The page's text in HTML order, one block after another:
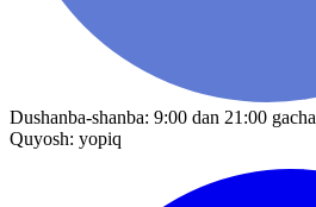
Dushanba-shanba: 9:00 dan 21:00 gacha
Quyosh: yopiq